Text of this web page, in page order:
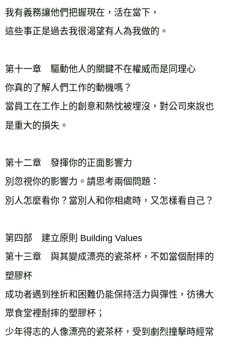
我有義務讓他們把握現在，活在當下，
這些事正是過去我很渴望有人為我做的。
第十一章　驅動他人的關鍵不在權威而是同理心
你真的了解人們工作的動機嗎？
當員工在工作上的創意和熱忱被埋沒，對公司來說也
是重大的損失。
第十二章　發揮你的正面影響力
別忽視你的影響力。請思考兩個問題：
別人怎麼看你？當別人和你相處時，又怎樣看自己？
第四部　建立原則 Building Values
第十三章　與其變成漂亮的瓷茶杯，不如當個耐摔的
塑膠杯
成功者遇到挫折和困難仍能保持活力與彈性，彷彿大
眾食堂裡耐摔的塑膠杯；
少年得志的人像漂亮的瓷茶杯，受到劇烈撞擊時經常